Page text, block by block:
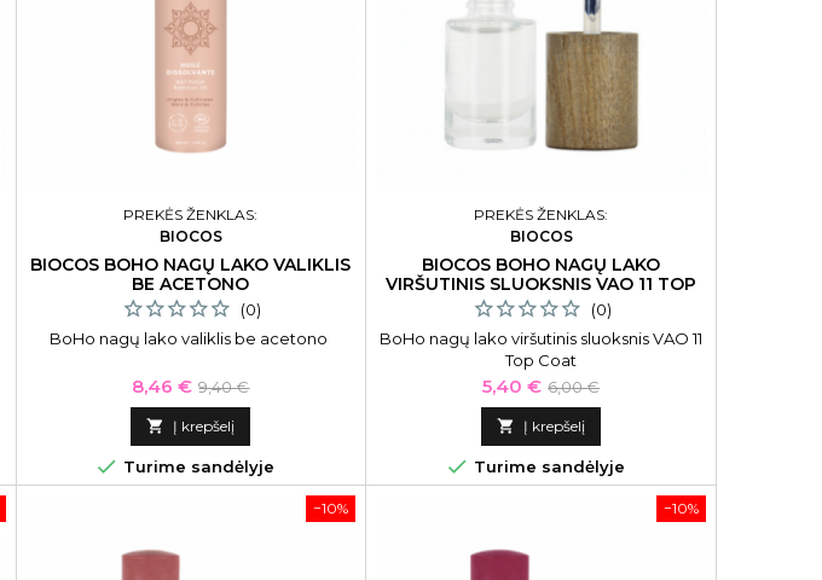
PREKĖS ŽENKLAS:
BIOCOS
BIOCOS BOHO NAGŲ LAKO VALIKLIS
BE ACETONO
(0)
BoHo nagų lako valiklis be acetono
Kaina
8,46 € Bazinė
kaina
9,40 €
 Į krepšelį
 Turime sandėlyje
PREKĖS ŽENKLAS:
BIOCOS
BIOCOS BOHO NAGŲ LAKO
VIRŠUTINIS SLUOKSNIS VAO 11 TOP
COAT
(0)
BoHo nagų lako viršutinis sluoksnis VAO 11
Top Coat
Kaina
5,40 € Bazinė
kaina
6,00 €
 Į krepšelį
 Turime sandėlyje
−10% −10%